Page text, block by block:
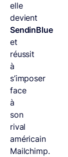
elle
devient
SendinBlue
et
réussit
à
s’imposer
face
à
son
rival
américain
Mailchimp.